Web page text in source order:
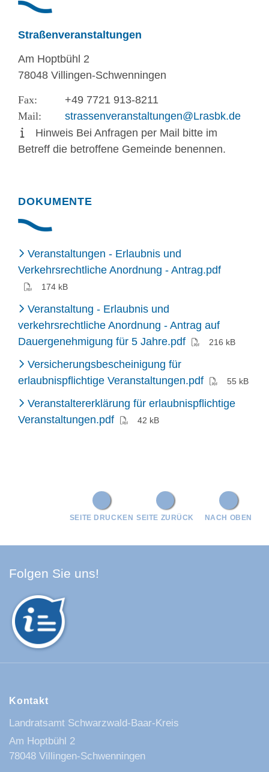
Straßenveranstaltungen
Am Hoptbühl 2
78048 Villingen-Schwenningen
+49 7721 913-8211
strassenveranstaltungen@Lrasbk.de
Hinweis Bei Anfragen per Mail bitte im
Betreff die betroffene Gemeinde benennen.
DOKUMENTE
Veranstaltungen - Erlaubnis und
Verkehrsrechtliche Anordnung - Antrag.pdf(PDF)
174 kB
Veranstaltung - Erlaubnis und
verkehrsrechtliche Anordnung - Antrag auf
Dauergenehmigung für 5 Jahre.pdf(PDF)216 kB
Versicherungsbescheinigung für
erlaubnispflichtige Veranstaltungen.pdf(PDF)55 kB
Veranstaltererklärung für erlaubnispflichtige
Veranstaltungen.pdf(PDF)42 kB
NACH OBEN
SEITE ZURÜCK
SEITE DRUCKEN
Folgen Sie uns!
Kontakt
Landratsamt Schwarzwald-Baar-Kreis
Am Hoptbühl 2
78048 Villingen-Schwenningen